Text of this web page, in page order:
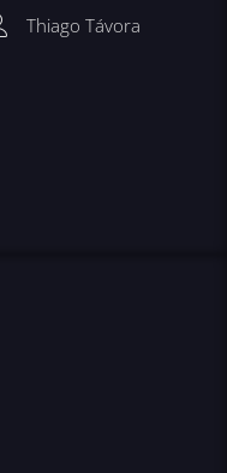
Thiago Távora